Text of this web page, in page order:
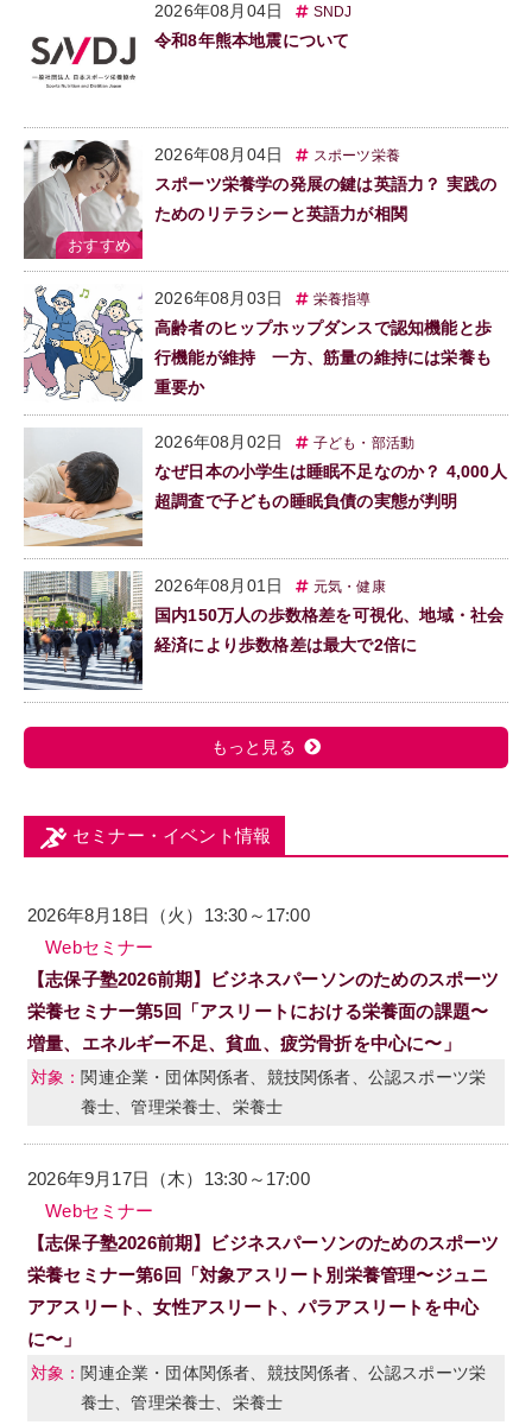
2026年08月04日 SNDJ
令和8年熊本地震について
2026年08月04日 スポーツ栄養
スポーツ栄養学の発展の鍵は英語力？ 実践の
ためのリテラシーと英語力が相関
2026年08月03日 栄養指導
高齢者のヒップホップダンスで認知機能と歩
行機能が維持 一方、筋量の維持には栄養も
重要か
2026年08月02日 子ども・部活動
なぜ日本の小学生は睡眠不足なのか？ 4,000人
超調査で子どもの睡眠負債の実態が判明
2026年08月01日 元気・健康
国内150万人の歩数格差を可視化、地域・社会
経済により歩数格差は最大で2倍に
もっと見る
セミナー・イベント情報
2026年8月18日（火）13:30～17:00
Webセミナー
【志保子塾2026前期】ビジネスパーソンのためのスポーツ
栄養セミナー第5回「アスリートにおける栄養面の課題〜
増量、エネルギー不足、貧血、疲労骨折を中心に〜」
関連企業・団体関係者、競技関係者、公認スポーツ栄
養士、管理栄養士、栄養士
2026年9月17日（木）13:30～17:00
Webセミナー
【志保子塾2026前期】ビジネスパーソンのためのスポーツ
栄養セミナー第6回「対象アスリート別栄養管理〜ジュニ
アアスリート、女性アスリート、パラアスリートを中心
に〜」
関連企業・団体関係者、競技関係者、公認スポーツ栄
養士、管理栄養士、栄養士